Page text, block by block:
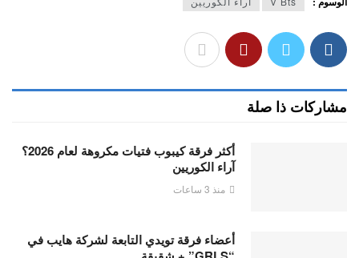
مشاركات ذا صلة
أكثر فرقة كيبوب فتيات مكروهة لعام 2026؟
آراء الكوريين
منذ 3 ساعات
أعضاء فرقة تويدي التابعة لشركة هايب في